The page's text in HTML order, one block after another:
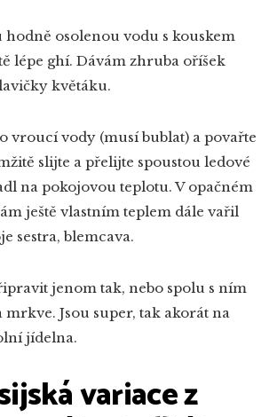
hodně osolenou vodu s kouskem
lépe ghí. Dávám zhruba oříšek
květáku.
vroucí vody (musí bublat) a povařte
slijte a přelijte spoustou ledové
na pokojovou teplotu. V opačném
ještě vlastním teplem dále vařil
sestra, blemcava.
jenom tak, nebo spolu s ním
Jsou super, tak akorát na
jídelna.
variace z